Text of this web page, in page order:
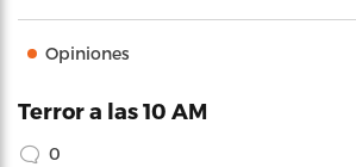
Opiniones
Terror a las 10 AM
0